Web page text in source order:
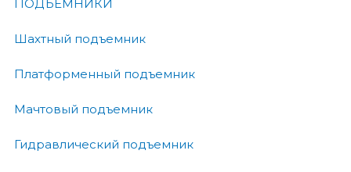
ПОДЪЕМНИКИ
Шахтный подъемник
Платформенный подъемник
Мачтовый подъемник
Гидравлический подъемник